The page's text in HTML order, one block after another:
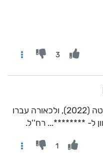
3
אכן, השלג האחרון ירד בשנת שמיטה (2022), ולכאורה עברו
1